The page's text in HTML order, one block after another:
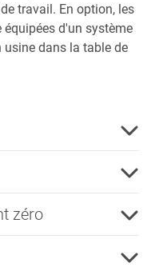
travail. En option, les
équipées d'un système
usine dans la table de
zéro